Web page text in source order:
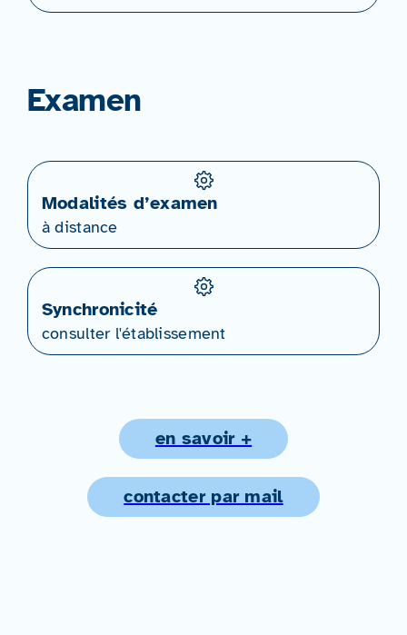
Examen
Modalités d’examen
à distance
Synchronicité
consulter l'établissement
en savoir +
contacter par mail